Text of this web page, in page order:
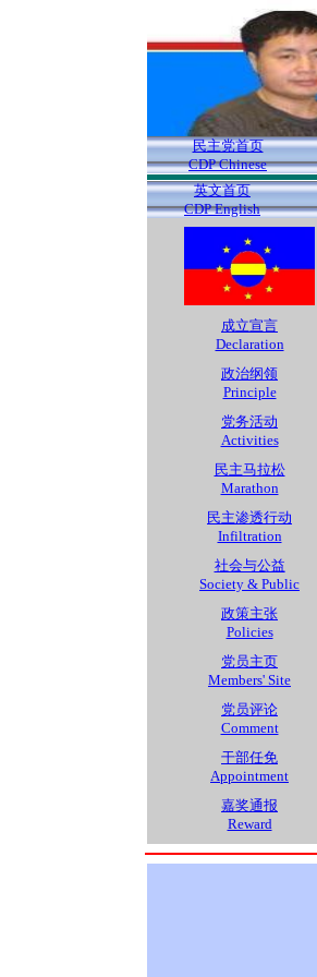
民主党首页
CDP Chinese
英文首页
CDP English
成立宣言
Declaration
政治纲领
Principle
党务活动
Activities
民主马拉松
Marathon
民主渗透行动
Infiltration
社会与公益
Society & Public
政策主张
Policies
党员主页
Members' Site
党员评论
Comment
干部任免
Appointment
嘉奖通报
Reward